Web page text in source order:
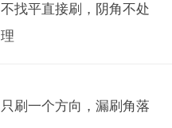
不找平直接刷，阴角不处
理
只刷一个方向，漏刷角落